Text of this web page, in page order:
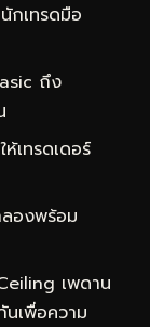
กเทรดมือ
ถึง
เทรดเดอร์
องพร้อม
เพดาน
นเพื่อความ